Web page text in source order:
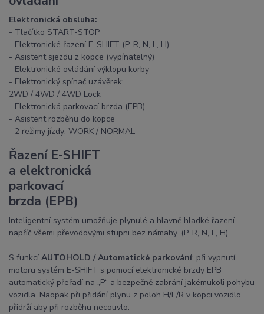
Elektronická obsluha:
- Tlačítko START-STOP
- Elektronické řazení E-SHIFT (P, R, N, L, H)
- Asistent sjezdu z kopce (vypínatelný)
- Elektronické ovládání výklopu korby
- Elektronický spínač uzávěrek:
2WD / 4WD / 4WD Lock
- Elektronická parkovací brzda (EPB)
- Asistent rozběhu do kopce
- 2 režimy jízdy: WORK / NORMAL
Řazení E-SHIFT
a elektronická
parkovací
brzda (EPB)
Inteligentní systém umožňuje plynulé a hlavně hladké řazení
napříč všemi převodovými stupni bez námahy. (P, R, N, L, H).
S funkcí AUTOHOLD / Automatické parkování: při vypnutí
motoru systém E-SHIFT s pomocí elektronické brzdy EPB
automatický přeřadí na „P“ a bezpečně zabrání jakémukoli pohybu
vozidla. Naopak při přidání plynu z poloh H/L/R v kopci vozidlo
přidrží aby při rozběhu necouvlo.